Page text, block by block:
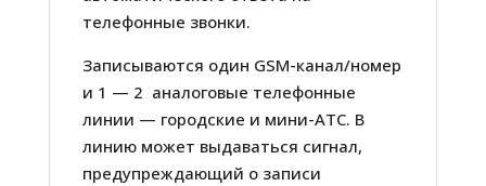
телефонные звонки.
Записываются один GSM-канал/номер
и 1 — 2 аналоговые телефонные
линии — городские и мини-АТС. В
линию может выдаваться сигнал,
предупреждающий о записи